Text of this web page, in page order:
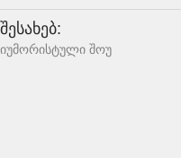
შესახებ:
იუმორისტული შოუ